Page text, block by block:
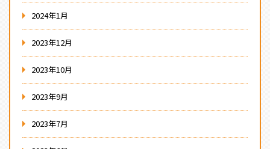
2024年1月
2023年12月
2023年10月
2023年9月
2023年7月